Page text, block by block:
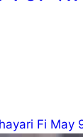
Fi May